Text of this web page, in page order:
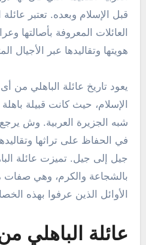
قبل الإسلام وبعده. تعتبر
العائلات المعروفة بأصالتها
هويتها وتقاليدها عبر الأجيال
يعود تاريخ عائلة الباهلي من
الإسلام، حيث كانت قبيلة
شبه الجزيرة العربية. وش
في الحفاظ على تراثها
جيل إلى جيل. تميزت عائلة
بالشجاعة والكرم، وهي صفات
الأوائل الذين عرفوا بهذه
عائلة الباهلي